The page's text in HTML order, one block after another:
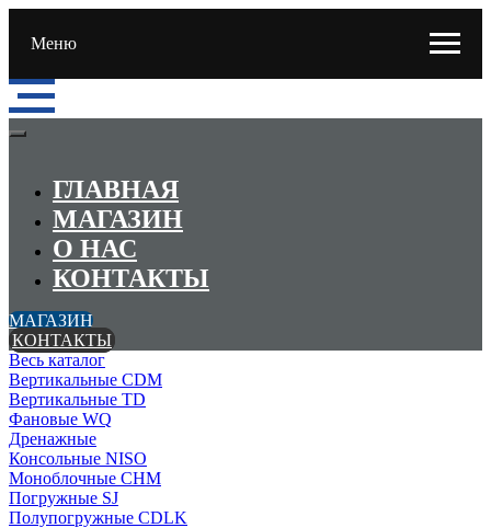
Меню
ГЛАВНАЯ
МАГАЗИН
О НАС
КОНТАКТЫ
МАГАЗИН
КОНТАКТЫ
Весь каталог
Вертикальные CDM
Вертикальные TD
Фановые WQ
Дренажные
Консольные NISO
Моноблочные CHМ
Погружные SJ
Полупогружные CDLK